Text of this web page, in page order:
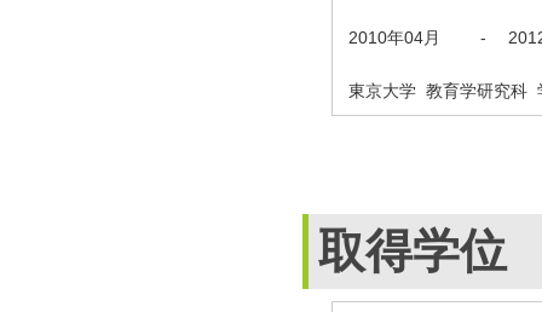
2010年04月 -
東京大学 教育学研究科
取得学位